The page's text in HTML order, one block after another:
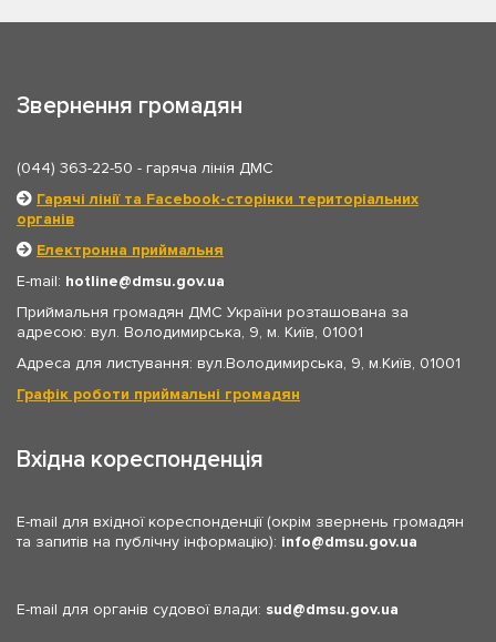
Звернення громадян
(044) 363-22-50 - гаряча лінія ДМС
Гарячі лінії та Facebook-сторінки територіальних
органів
Електронна приймальня
E-mail: hotline
dmsu.gov.ua
Приймальня громадян ДМС України розташована за
адресою: вул. Володимирська, 9, м. Київ, 01001
Адреса для листування: вул.Володимирська, 9, м.Київ, 01001
Графік роботи приймальні громадян
Вхідна кореспонденція
E-mail для вхідної кореспонденції (окрім звернень громадян
та запитів на публічну інформацію): info dmsu.gov.ua
E-mail для органів судової влади: sud dmsu.gov.ua